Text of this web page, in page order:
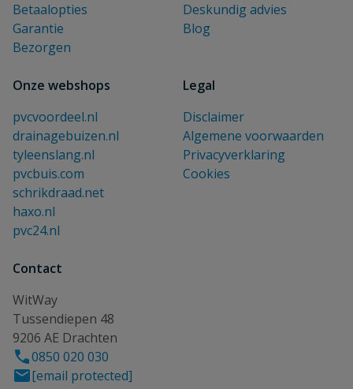
Betaalopties
Garantie
Bezorgen
Deskundig advies
Blog
Onze webshops
pvcvoordeel.nl
drainagebuizen.nl
tyleenslang.nl
pvcbuis.com
schrikdraad.net
haxo.nl
pvc24.nl
Legal
Disclaimer
Algemene voorwaarden
Privacyverklaring
Cookies
Contact
WitWay
Tussendiepen 48
9206 AE Drachten
0850 020 030
[email protected]